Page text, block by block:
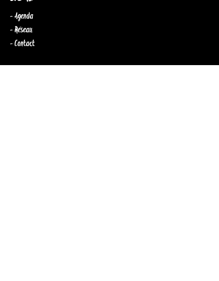
- Agenda
- Réseau
- Contact